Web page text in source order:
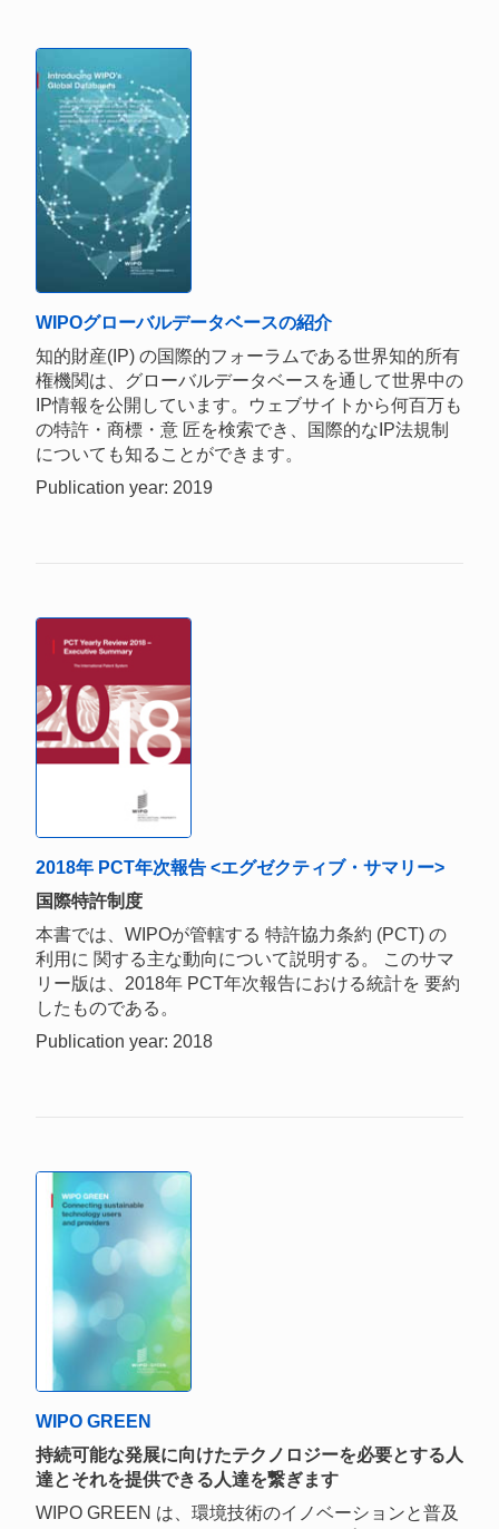
WIPOグローバルデータベースの紹介
知的財産(IP) の国際的フォーラムである世界知的所有
権機関は、グローバルデータベースを通して世界中の
IP情報を公開しています。ウェブサイトから何百万も
の特許・商標・意 匠を検索でき、国際的なIP法規制
についても知ることができます。
Publication year: 2019
2018年 PCT年次報告 <エグゼクティブ・サマリー>
国際特許制度
本書では、WIPOが管轄する 特許協力条約 (PCT) の
利用に 関する主な動向について説明する。 このサマ
リー版は、2018年 PCT年次報告における統計を 要約
したものである。
Publication year: 2018
WIPO GREEN
持続可能な発展に向けたテクノロジーを必要とする人
達とそれを提供できる人達を繋ぎます
WIPO GREEN は、環境技術のイノベーションと普及